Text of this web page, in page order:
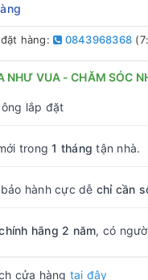
hàng: 0843968368
NHƯ VUA - CHĂM SÓC
lắp đặt
trong1 tháng tận nhà.
hành cực dễ chỉ cần
hãng 2 năm, có
cửa hàng tại đây